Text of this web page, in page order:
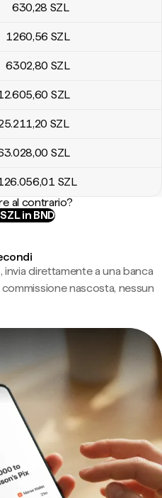
630,28 SZL
1260,56 SZL
6302,80 SZL
,60 SZL
,20 SZL
,00 SZL
,01 SZL
al contrario?
in BND
direttamente a una banca
nascosta, nessun